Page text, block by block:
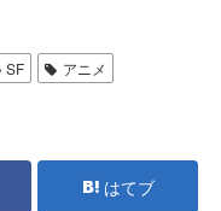
SF アニメ
はてブ